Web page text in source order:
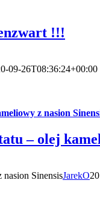
!!!
09-26T08:36:24+00:00
z nasion
– olej
SinensisJarekO